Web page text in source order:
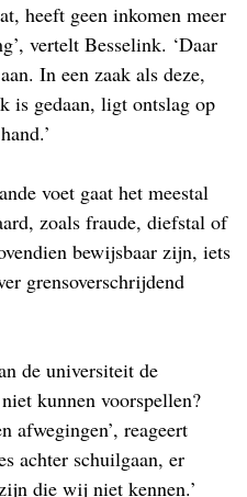
heeft geen inkomen meer
vertelt Besselink. ‘Daar
In een zaak als deze,
is gedaan, ligt ontslag op
voet gaat het meestal
zoals fraude, diefstal of
bewijsbaar zijn, iets
grensoverschrijdend
de universiteit de
kunnen voorspellen?
afwegingen’, reageert
achter schuilgaan, er
die wij niet kennen.’